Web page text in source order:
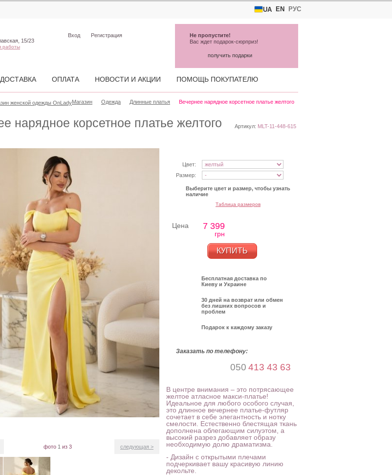
UA EN РУС
нарядное корсетное платье желтого
Артикул: MLT-11-448-615
Цвет:
Размер:
Выберите цвет и размер, чтобы узнать
наличие
Таблица размеров
Цена 7 399
грн
КУПИТЬ
Бесплатная доставка по
Киеву и Украине
30 дней на возврат или обмен
без лишних вопросов и
проблем
Подарок к каждому заказу
Заказать по телефону:
050 413 43 63
В центре внимания – это потрясающее
желтое атласное макси-платье!
Идеальное для любого особого случая,
это длинное вечернее платье-футляр
сочетает в себе элегантность и нотку
смелости. Естественно блестящая ткань
дополнена облегающим силуэтом, а
высокий разрез добавляет образу
необходимую долю драматизма.
- Дизайн с открытыми плечами
подчеркивает вашу красивую линию
декольте.
фото 1 из 3 следующая >
Магазин Одежда Длинные платья
Вечернее нарядное корсетное платье желтого
15/23
работы
Вход Регистрация
ДОСТАВКА ОПЛАТА НОВОСТИ И АКЦИИ ПОМОЩЬ ПОКУПАТЕЛЮ
Не пропустите!
Вас ждет подарок-сюрприз!
получить подарки